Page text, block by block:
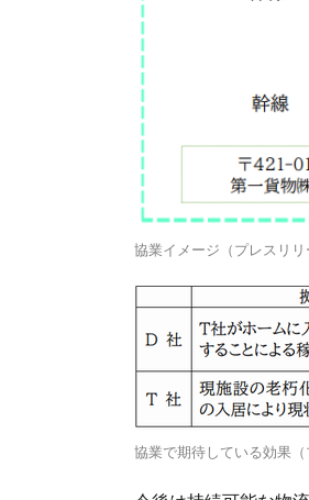
協業イメージ（プレスリリ
協業で期待している効果（